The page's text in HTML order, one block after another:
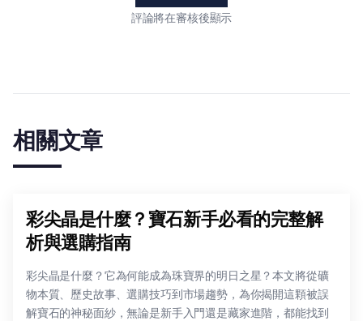
評論將在審核後顯示
相關文章
彩尖晶是什麼？寶石新手必看的完整解
析與選購指南
彩尖晶是什麼？它為何能成為珠寶界的明日之星？本文將從礦
物本質、歷史故事、選購技巧到市場趨勢，為你揭開這顆被誤
解寶石的神秘面紗，無論是新手入門還是藏家進階，都能找到